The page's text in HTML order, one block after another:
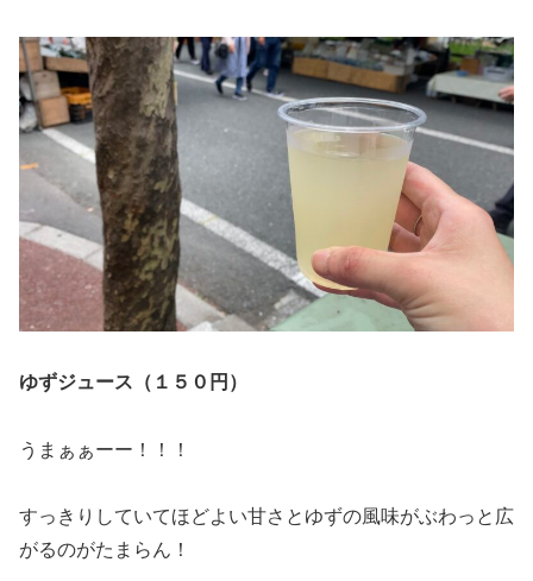
ゆずジュース（１５０円）
うまぁぁーー！！！
すっきりしていてほどよい甘さとゆずの風味がぶわっと広
がるのがたまらん！